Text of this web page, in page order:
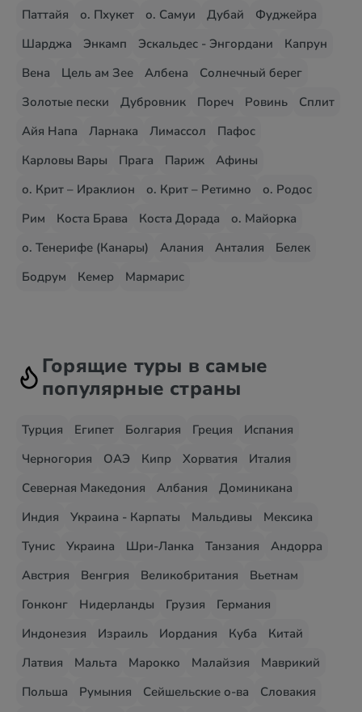
Паттайя
о. Пхукет о. Самуи Дубай
Фуджейра
Шарджа
Энкамп Эскальдес - Энгордани
Капрун
Вена
Цель ам Зее Албена
Солнечный берег
Золотые пески
Дубровник Пореч Ровинь
Сплит
Айя Напа
Ларнака Лимассол
Пафос
Карловы Вары
Прага Париж
Афины
о. Крит – Ираклион
о. Крит – Ретимно
о. Родос
Рим
Коста Брава Коста Дорада
о. Майорка
о. Тенерифе (Канары)
Алания Анталия
Белек
Бодрум
Кемер Мармарис
Горящие туры в самые
популярные страны
Турция Египет Болгария Греция
Испания
Черногория
ОАЭ Кипр Хорватия
Италия
Северная Македония
Албания
Доминикана
Индия
Украина - Карпаты Мальдивы
Мексика
Тунис
Украина Шри-Ланка Танзания
Андорра
Австрия
Венгрия Великобритания
Вьетнам
Гонконг
Нидерланды Грузия
Германия
Индонезия
Израиль Иордания Куба
Китай
Латвия
Мальта Марокко Малайзия
Маврикий
Польша
Румыния Сейшельские о-ва
Словакия